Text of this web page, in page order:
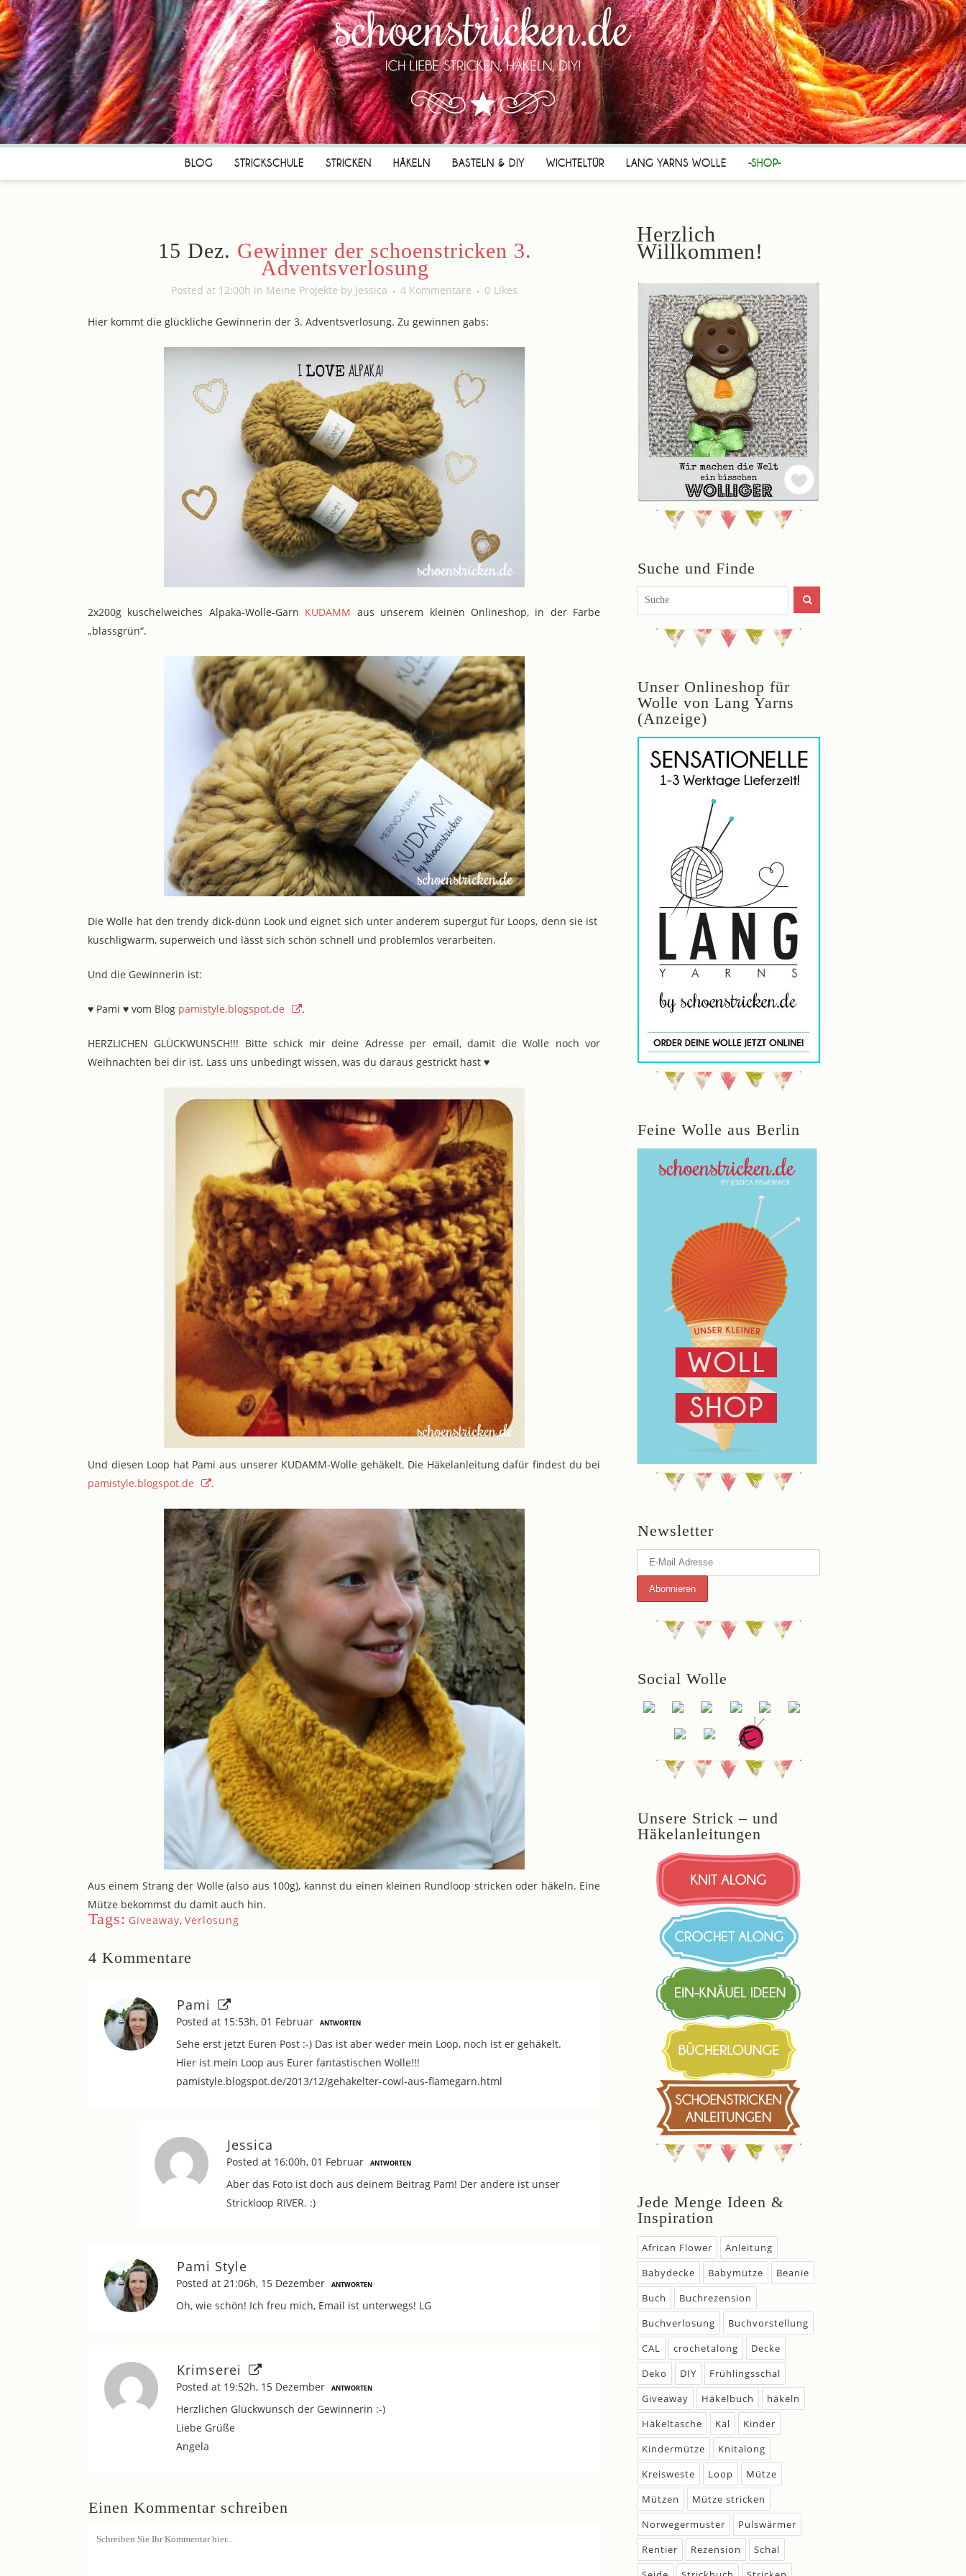
BLOG STRICKSCHULE STRICKEN HÄKELN BASTELN & DIY WICHTELTÜR LANG YARNS WOLLE -SHOP-
15 Dez. Gewinner der schoenstricken 3.
Adventsverlosung
Posted at 12:00h in Meine Projekte by Jessica 4 Kommentare 0 Likes
Hier kommt die glückliche Gewinnerin der 3. Adventsverlosung. Zu gewinnen gabs:
2x200g kuschelweiches Alpaka-Wolle-Garn KUDAMM aus unserem kleinen Onlineshop, in der Farbe
„blassgrün“.
Die Wolle hat den trendy dick-dünn Look und eignet sich unter anderem supergut für Loops, denn sie ist
kuschligwarm, superweich und lässt sich schön schnell und problemlos verarbeiten.
Und die Gewinnerin ist:
♥ Pami ♥ vom Blog pamistyle.blogspot.de .
HERZLICHEN GLÜCKWUNSCH!!! Bitte schick mir deine Adresse per email, damit die Wolle noch vor
Weihnachten bei dir ist. Lass uns unbedingt wissen, was du daraus gestrickt hast ♥
Und diesen Loop hat Pami aus unserer KUDAMM-Wolle gehäkelt. Die Häkelanleitung dafür findest du bei
pamistyle.blogspot.de
.
Aus einem Strang der Wolle (also aus 100g), kannst du einen kleinen Rundloop stricken oder häkeln. Eine
Mütze bekommst du damit auch hin.
Tags: Giveaway,Verlosung
4 Kommentare
Pami
Posted at 15:53h, 01 Februar ANTWORTEN
Sehe erst jetzt Euren Post :-) Das ist aber weder mein Loop, noch ist er gehäkelt.
Hier ist mein Loop aus Eurer fantastischen Wolle!!!
pamistyle.blogspot.de/2013/12/gehakelter-cowl-aus-flamegarn.html
Jessica
Posted at 16:00h, 01 Februar ANTWORTEN
Aber das Foto ist doch aus deinem Beitrag Pam! Der andere ist unser
Strickloop RIVER. :)
Pami Style
Posted at 21:06h, 15 Dezember ANTWORTEN
Oh, wie schön! Ich freu mich, Email ist unterwegs! LG
Krimserei
Posted at 19:52h, 15 Dezember ANTWORTEN
Herzlichen Glückwunsch der Gewinnerin :-)
Liebe Grüße
Angela
Einen Kommentar schreiben
Herzlich
Willkommen!
Suche und Finde
Unser Onlineshop für
Wolle von Lang Yarns
(Anzeige)
Feine Wolle aus Berlin
Newsletter
Social Wolle
Unsere Strick – und
Häkelanleitungen
Jede Menge Ideen &
Inspiration
African Flower
Anleitung
Babydecke
Babymütze
Beanie
Buch
Buchrezension
Buchverlosung
Buchvorstellung
CAL
crochetalong
Decke
Deko
DIY
Frühlingsschal
Giveaway
Häkelbuch
häkeln
Häkeltasche
Kal
Kinder
Kindermütze
Knitalong
Kreisweste
Loop
Mütze
Mützen
Mütze stricken
Norwegermuster
Pulswärmer
Rentier
Rezension
Schal